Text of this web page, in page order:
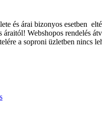
és árai bizonyos esetben
áraitól! Webshopos rendelés
a soproni üzletben nincs